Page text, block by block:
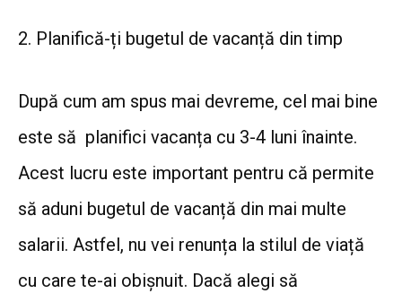
2. Planifică-ți bugetul de vacanță din timp
După cum am spus mai devreme, cel mai bine
este să planifici vacanța cu 3-4 luni înainte.
Acest lucru este important pentru că permite
să aduni bugetul de vacanță din mai multe
salarii. Astfel, nu vei renunța la stilul de viață
cu care te-ai obișnuit. Dacă alegi să